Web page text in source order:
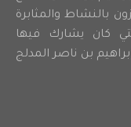
بالنشاط والمثابرة
كان يشارك فيها
بن ناصر المدلج